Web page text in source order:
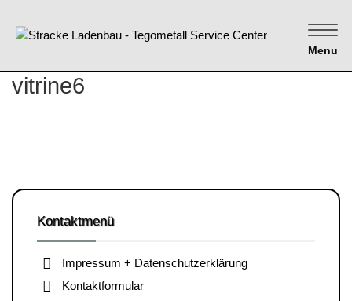
Menu
vitrine6
Kontaktmenü
Impressum + Datenschutzerklärung
Kontaktformular